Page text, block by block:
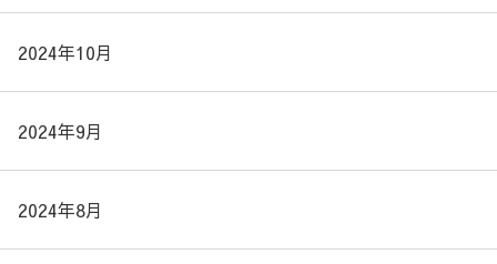
2024年10月
2024年9月
2024年8月